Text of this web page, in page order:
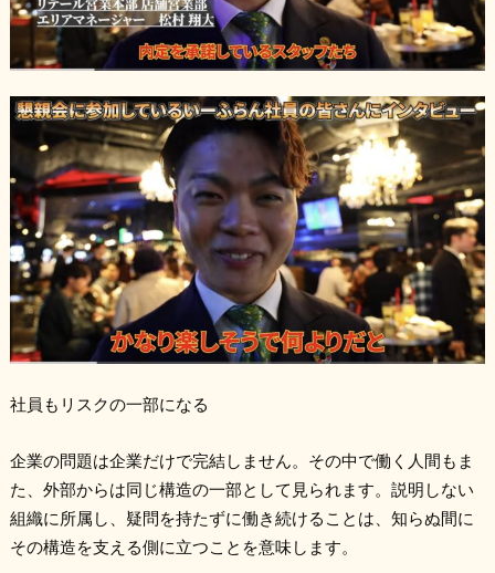
社員もリスクの一部になる
企業の問題は企業だけで完結しません。その中で働く人間もま
た、外部からは同じ構造の一部として見られます。説明しない
組織に所属し、疑問を持たずに働き続けることは、知らぬ間に
その構造を支える側に立つことを意味します。